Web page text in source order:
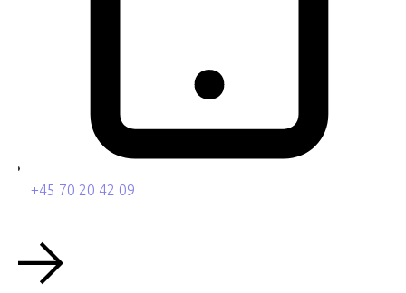
+45 70 20 42 09